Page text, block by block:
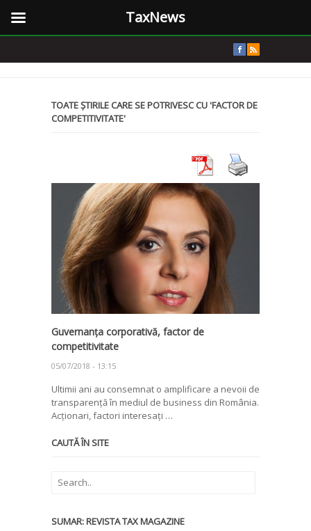
TOATE ȘTIRILE CARE SE POTRIVESC CU 'FACTOR DE
COMPETITIVITATE'
Guvernanța corporativă, factor de
competitivitate
05/07/2018 - 13:15
Ultimii ani au consemnat o amplificare a nevoii de
transparență în mediul de business din România.
Acționari, factori interesați …
CAUTĂ ÎN SITE
SUMAR: REVISTA TAX MAGAZINE
TaxNews